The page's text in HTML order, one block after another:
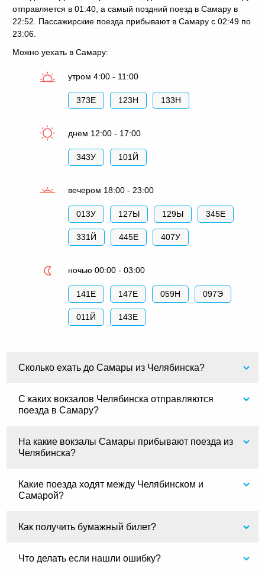
отправляется в 01:40, а самый поздний поезд в Самару в
22:52. Пассажирские поезда прибывают в Самару с 02:49 по
23:06.
Можно уехать в Самару:
утром 4:00 - 11:00
373Е 123Н 133Н
днем 12:00 - 17:00
343У 101Й
вечером 18:00 - 23:00
013У 127Ы 129Ы 345Е
331Й 445Е 407У
ночью 00:00 - 03:00
141Е 147Е 059Н 097Э
011Й 143Е
Сколько ехать до Самары из Челябинска?
С каких вокзалов Челябинска отправляются
поезда в Самару?
На какие вокзалы Самары прибывают поезда из
Челябинска?
Какие поезда ходят между Челябинском и
Самарой?
Как получить бумажный билет?
Что делать если нашли ошибку?